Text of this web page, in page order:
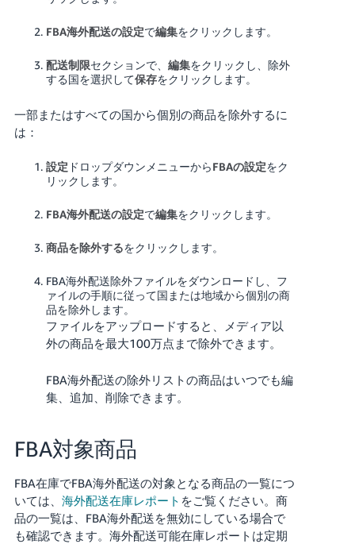
FBA海外配送の設定で編集をクリックします。
配送制限セクションで、 編集をクリックし、除外
する国を選択して保存をクリックします。
一部またはすべての国から個別の商品を除外するに
は：
設定 ドロップダウンメニューからFBAの設定をク
リックします。
FBA海外配送の設定で編集をクリックします。
商品を除外するをクリックします。
FBA海外配送除外ファイルをダウンロードし、フ
ァイルの手順に従って国または地域から個別の商
品を除外します。
ファイルをアップロードすると、メディア以
外の商品を最大100万点まで除外できます。
FBA海外配送の除外リストの商品はいつでも編
集、追加、削除できます。
FBA対象商品
FBA在庫でFBA海外配送の対象となる商品の一覧につ
いては、 海外配送在庫レポート をご覧ください。商
品の一覧は、FBA海外配送を無効にしている場合で
も確認できます。海外配送可能在庫レポートは定期